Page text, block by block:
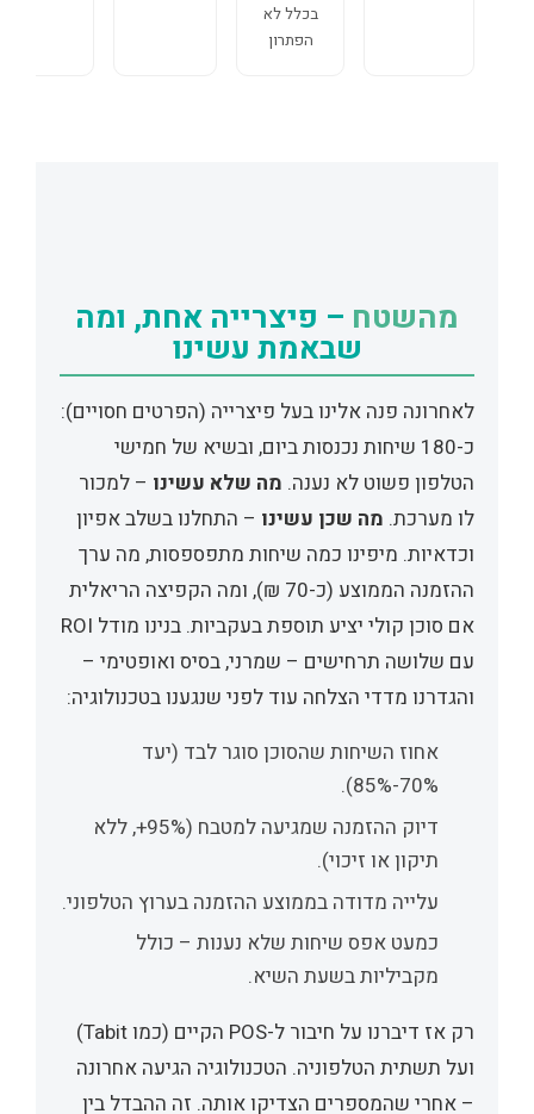
בכלל לא
הפתרון
מהשטח – פיצרייה אחת, ומה
שבאמת עשינו
לאחרונה פנה אלינו בעל פיצרייה (הפרטים חסויים):
כ-180 שיחות נכנסות ביום, ובשיא של חמישי
הטלפון פשוט לא נענה. מה שלא עשינו – למכור
לו מערכת. מה שכן עשינו – התחלנו בשלב אפיון
וכדאיות. מיפינו כמה שיחות מתפספסות, מה ערך
ההזמנה הממוצע (כ-70 ₪), ומה הקפיצה הריאלית
אם סוכן קולי יציע תוספת בעקביות. בנינו מודל ROI
עם שלושה תרחישים – שמרני, בסיס ואופטימי –
והגדרנו מדדי הצלחה עוד לפני שנגענו בטכנולוגיה:
אחוז השיחות שהסוכן סוגר לבד (יעד
70%-85%).
דיוק ההזמנה שמגיעה למטבח (95%+, ללא
תיקון או זיכוי).
עלייה מדודה בממוצע ההזמנה בערוץ הטלפוני.
כמעט אפס שיחות שלא נענות – כולל
מקביליות בשעת השיא.
רק אז דיברנו על חיבור ל-POS הקיים (כמו Tabit)
ועל תשתית הטלפוניה. הטכנולוגיה הגיעה אחרונה
– אחרי שהמספרים הצדיקו אותה. זה ההבדל בין